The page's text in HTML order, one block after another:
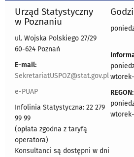
Urząd Statystyczny
w Poznaniu
ul. Wojska Polskiego 27/29
60-624 Poznań
E-mail:
SekretariatUSPOZ@stat.gov.pl
e-PUAP
Infolinia Statystyczna: 22 279
99 99
(opłata zgodna z taryfą
operatora)
Konsultanci są dostępni w dni
REGON: